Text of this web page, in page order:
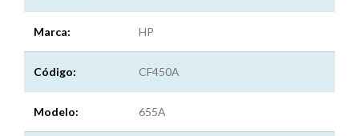
Marca: HP
Código: CF450A
Modelo: 655A